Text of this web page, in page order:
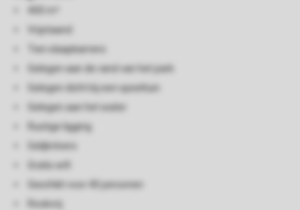
Vrijstaand
Tien slaapkamers
Gelegen aan de rand van het park
Gelegen dicht bij een speeltuin
Gelegen aan het water
Rustige ligging
Gelijkvloers
Gratis wifi
Geschikt voor 40 personen
Rookvrij